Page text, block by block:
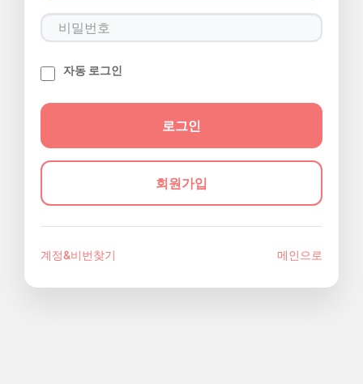
자동 로그인
회원가입
계정&비번찾기 메인으로